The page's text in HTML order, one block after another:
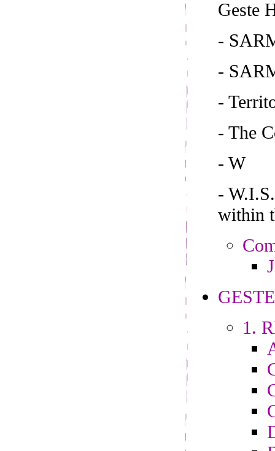
Geste
-
-
-
- The
- W
-
within
1.